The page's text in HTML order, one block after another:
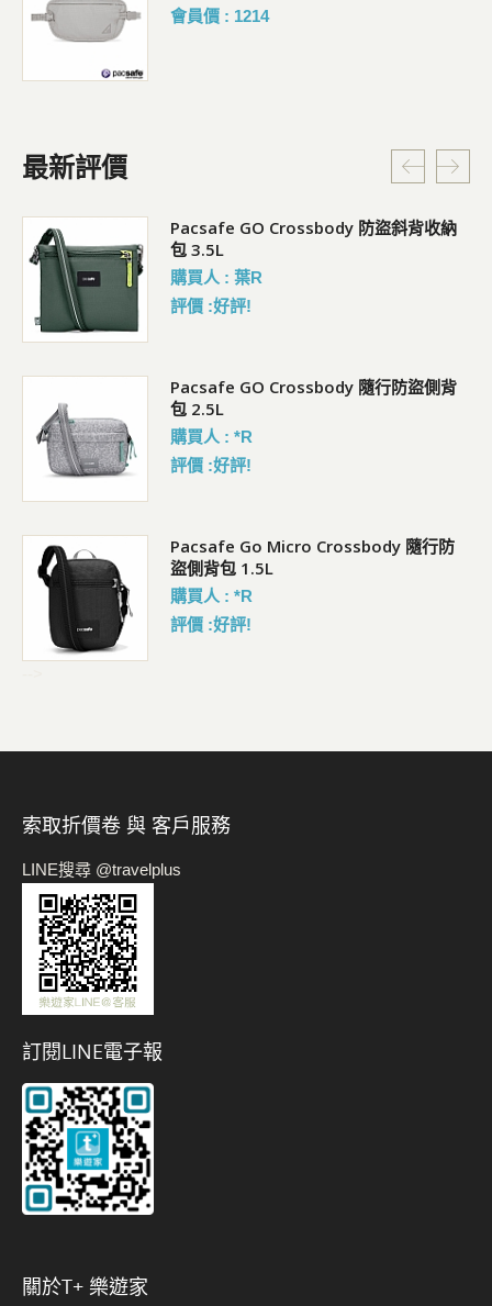
會員價 : 1214
最新評價
Pacsafe GO Crossbody 防盜斜背收納
包 3.5L
購買人 : 葉R
評價 :好評!
Pacsafe GO Crossbody 隨行防盜側背
包 2.5L
購買人 : *R
評價 :好評!
Pacsafe Go Micro Crossbody 隨行防
盜側背包 1.5L
購買人 : *R
評價 :好評!
索取折價卷 與 客戶服務
LINE搜尋 @travelplus
訂閱LINE電子報
關於t+ 樂遊家